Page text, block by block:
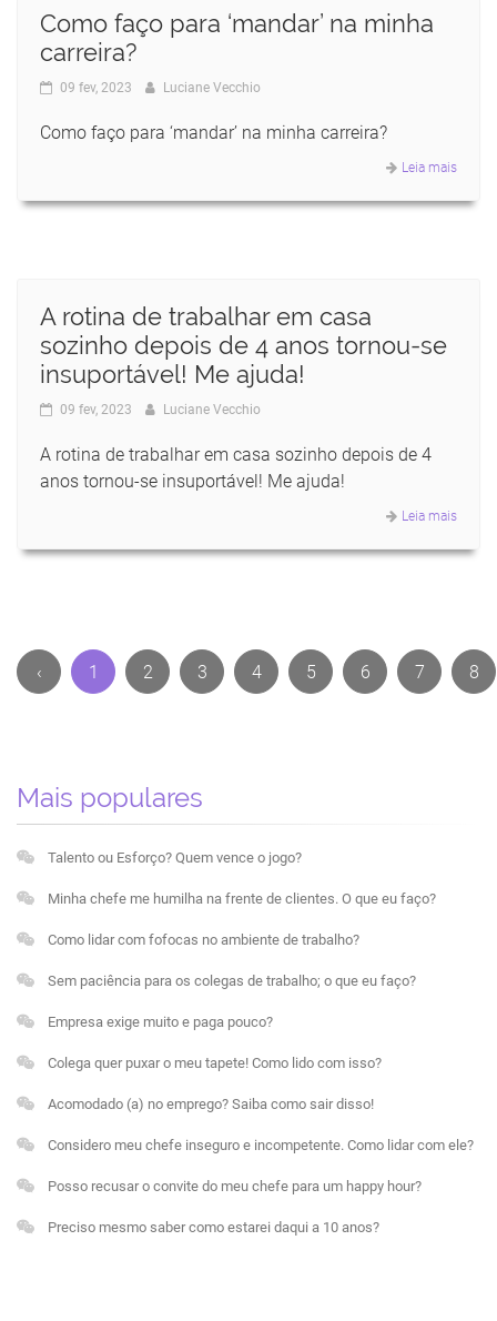
Como faço para ‘mandar’ na minha
carreira?
09 fev, 2023 Luciane Vecchio
Como faço para ‘mandar’ na minha carreira?
Leia mais
A rotina de trabalhar em casa
sozinho depois de 4 anos tornou-se
insuportável! Me ajuda!
09 fev, 2023 Luciane Vecchio
A rotina de trabalhar em casa sozinho depois de 4
anos tornou-se insuportável! Me ajuda!
Leia mais
‹ 1 2 3 4 5 6 7 8
Mais populares
Talento ou Esforço? Quem vence o jogo?
Minha chefe me humilha na frente de clientes. O que eu faço?
Como lidar com fofocas no ambiente de trabalho?
Sem paciência para os colegas de trabalho; o que eu faço?
Empresa exige muito e paga pouco?
Colega quer puxar o meu tapete! Como lido com isso?
Acomodado (a) no emprego? Saiba como sair disso!
Considero meu chefe inseguro e incompetente. Como lidar com ele?
Posso recusar o convite do meu chefe para um happy hour?
Preciso mesmo saber como estarei daqui a 10 anos?